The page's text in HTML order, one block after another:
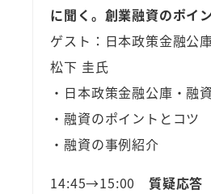
に聞く。創業融資のポイ
ゲスト：日本政策金融公
松下 圭氏
・日本政策金融公庫・融
・融資のポイントとコツ
・融資の事例紹介
14:45→15:00 質疑応答